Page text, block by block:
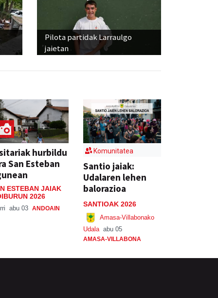
Pilota partidak Larraulgo
jaietan
hurbildu
San Esteban
ESTEBAN JAIAK
2026
abu 03 ANDOAIN
Komunitatea
Santio jaiak:
Udalaren lehen
balorazioa
SANTIOAK 2026
Amasa-Villabonako
Udala abu 05
AMASA-VILLABONA